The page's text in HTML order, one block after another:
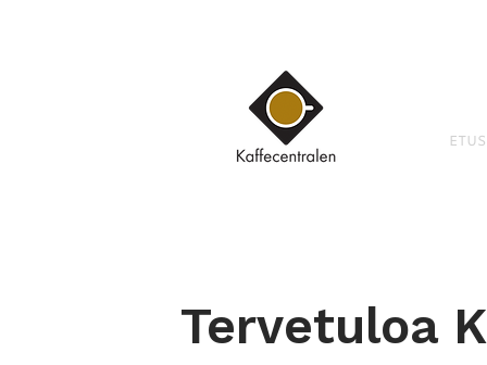
Tervetuloa